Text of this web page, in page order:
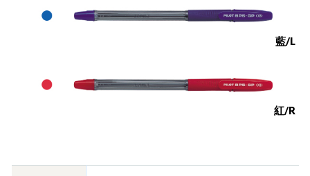
藍/L
紅/R